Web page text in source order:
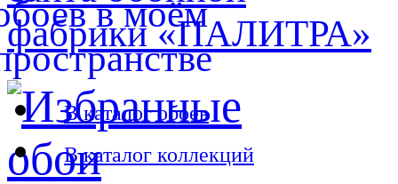
В каталог обоев
В каталог коллекций